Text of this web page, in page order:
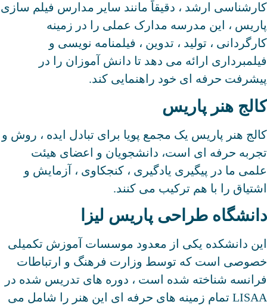
کارشناسی ارشد ، دقیقاً مانند سایر مدارس فیلم سازی
پاریس ، این مدرسه مدارک عملی را در زمینه
کارگردانی ، تولید ، تدوین ، فیلمنامه نویسی و
فیلمبرداری ارائه می دهد تا دانش آموزان را در
پیشرفت حرفه ای خود راهنمایی کند.
کالج هنر پاریس
کالج هنر پاریس یک مجمع پویا برای تبادل ایده ، روش و
تجربه حرفه ای است، دانشجویان و اعضای هیئت
علمی ما در پیگیری یادگیری ، کنجکاوی ، آزمایش و
اشتیاق را با هم ترکیب می کنند.
دانشگاه طراحی پاریس لیزا
این دانشکده یکی از معدود موسسات آموزش تکمیلی
خصوصی است که توسط وزارت فرهنگ و ارتباطات
فرانسه شناخته شده است ، دوره های تدریس شده در
LISAA تمام زمینه های حرفه ای این هنر را شامل می